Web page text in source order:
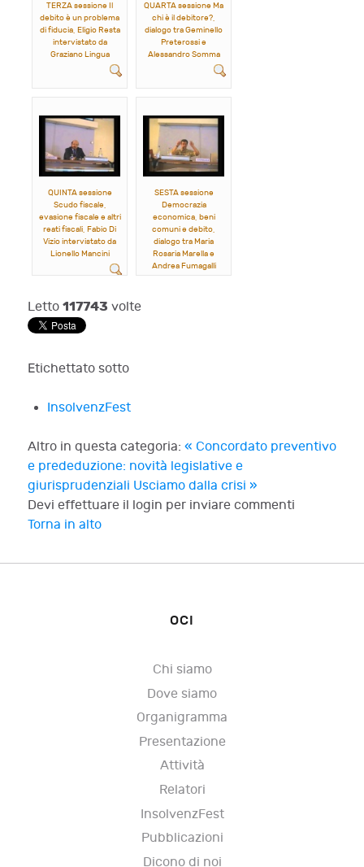
TERZA sessione Il
debito è un problema
di fiducia, Eligio Resta
intervistato da
Graziano Lingua
QUARTA sessione Ma
chi è il debitore?,
dialogo tra Geminello
Preterossi e
Alessandro Somma
QUINTA sessione
Scudo fiscale,
evasione fiscale e altri
reati fiscali, Fabio Di
Vizio intervistato da
Lionello Mancini
SESTA sessione
Democrazia
economica, beni
comuni e debito,
dialogo tra Maria
Rosaria Marella e
Andrea Fumagalli
Letto 117743 volte
Etichettato sotto
InsolvenzFest
Altro in questa categoria: « Concordato preventivo
e prededuzione: novità legislative e
giurisprudenziali Usciamo dalla crisi »
Devi effettuare il login per inviare commenti
Torna in alto
OCI
Chi siamo
Dove siamo
Organigramma
Presentazione
Attività
Relatori
InsolvenzFest
Pubblicazioni
Dicono di noi